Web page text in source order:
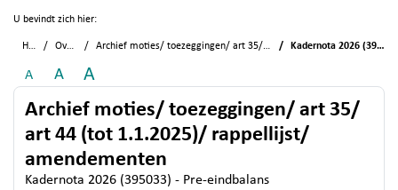
U bevindt zich hier:
Home Overzichten Archief moties/ toezeggingen/ art 35/ art 44 (tot 1.1.2025)/ rappellijst/ amendementen Kadernota 2026 (395033) - Pre-eindbalans
A A A
Archief moties/ toezeggingen/ art 35/
art 44 (tot 1.1.2025)/ rappellijst/
amendementen
Kadernota 2026 (395033) - Pre-eindbalans